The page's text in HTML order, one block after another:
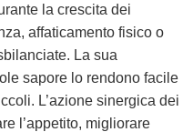
la crescita dei
affaticamento fisico o
La sua
sapore lo rendono facile
L’azione sinergica dei
l’appetito, migliorare